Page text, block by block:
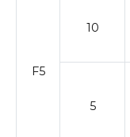
F5
10
5